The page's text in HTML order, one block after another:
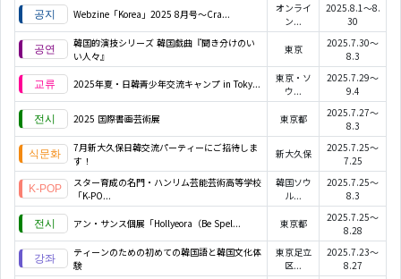
Webzine「Korea」2025 8月号～Cra...
オンライ
ン...
2025.8.1～8.
30
韓国的演技シリーズ 韓国戯曲『聞き分けのい
い人々』
東京
2025.7.30～
8.3
2025年夏・日韓青少年交流キャンプ in Toky...
東京・ソ
ウ...
2025.7.29～
9.4
2025 国際書画芸術展 東京都
2025.7.27～
8.3
7月新大久保日韓交流パーティーにご招待しま
す！
新大久保
2025.7.25～
7.25
スター育成の名門・ハンリム芸能芸術高等学校
「K‑PO...
韓国ソウ
ル...
2025.7.25～
8.3
アン・サンス個展「Hollyeora（Be Spel... 東京都
2025.7.25～
8.28
ティーンのための初めての韓国語と韓国文化体
験
東京足立
区...
2025.7.23～
8.27